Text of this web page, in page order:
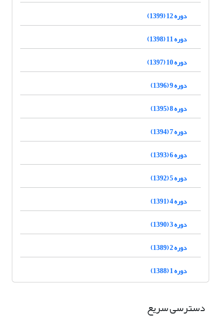
دوره 12 (1399)
دوره 11 (1398)
دوره 10 (1397)
دوره 9 (1396)
دوره 8 (1395)
دوره 7 (1394)
دوره 6 (1393)
دوره 5 (1392)
دوره 4 (1391)
دوره 3 (1390)
دوره 2 (1389)
دوره 1 (1388)
دسترسی سریع